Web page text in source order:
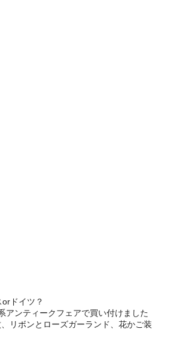
ドイツ？
アンティークフェアで買い付けました
リボンとローズガーランド、花かご装